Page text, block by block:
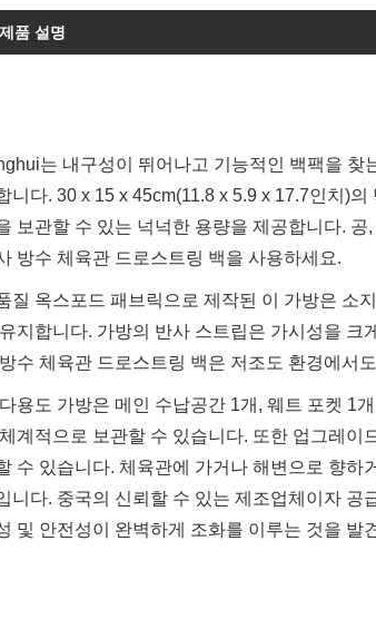
제품 설명
는 내구성이 뛰어나고 기능적인 백팩을
니다. 30 x 15 x 45cm(11.8 x 5.9 x 17.7인치)
보관할 수 있는 넉넉한 용량을 제공합니다.
방수 체육관 드로스트링 백을 사용하세요.
질 옥스포드 패브릭으로 제작된 이 가방은 소
지합니다. 가방의 반사 스트립은 가시성을
수 체육관 드로스트링 백은 저조도 환경에서
용도 가방은 메인 수납공간 1개, 웨트 포켓 1
계적으로 보관할 수 있습니다. 또한 업그레
수 있습니다. 체육관에 가거나 해변으로 향
니다. 중국의 신뢰할 수 있는 제조업체이자 공
및 안전성이 완벽하게 조화를 이루는 것을 발